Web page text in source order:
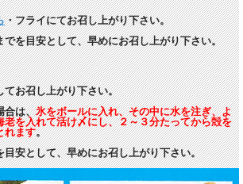
・フライにてお召し上がり下さい。
でを目安として、早めにお召し上がり下さい。
てお召し上がり下さい。
合は、氷をボールに入れ、その中に水を注ぎ、よ
老を入れて活け〆にし、２～３分たってから殻を
れます。
目安として、早めにお召し上がり下さい。